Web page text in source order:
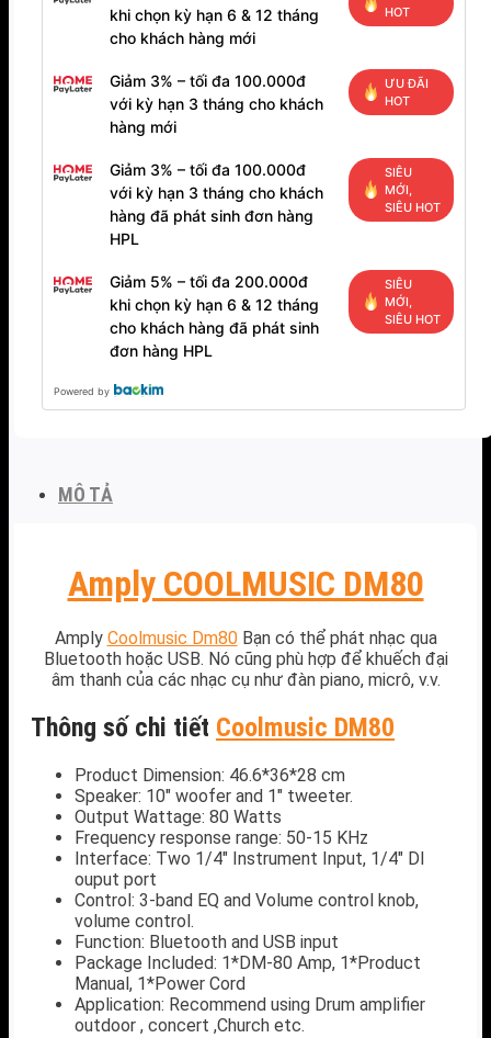
khi chọn kỳ hạn 6 & 12 tháng
cho khách hàng mới
HOT
Giảm 3% – tối đa 100.000đ
với kỳ hạn 3 tháng cho khách
hàng mới
ƯU ĐÃI
HOT
Giảm 3% – tối đa 100.000đ
với kỳ hạn 3 tháng cho khách
hàng đã phát sinh đơn hàng
HPL
SIÊU
MỚI,
SIÊU HOT
Giảm 5% – tối đa 200.000đ
khi chọn kỳ hạn 6 & 12 tháng
cho khách hàng đã phát sinh
đơn hàng HPL
SIÊU
MỚI,
SIÊU HOT
Powered by
MÔ TẢ
Amply COOLMUSIC DM80
Amply Coolmusic Dm80Bạn có thể phát nhạc qua
Bluetooth hoặc USB. Nó cũng phù hợp để khuếch đại
âm thanh của các nhạc cụ như đàn piano, micrô, v.v.
Thông số chi tiết Coolmusic DM80
Product Dimension: 46.6*36*28 cm
Speaker: 10″ woofer and 1″ tweeter.
Output Wattage: 80 Watts
Frequency response range: 50-15 KHz
Interface: Two 1/4″ Instrument Input, 1/4″ DI
ouput port
Control: 3-band EQ and Volume control knob,
volume control.
Function: Bluetooth and USB input
Package Included: 1*DM-80 Amp, 1*Product
Manual, 1*Power Cord
Application: Recommend using Drum amplifier
outdoor , concert ,Church etc.